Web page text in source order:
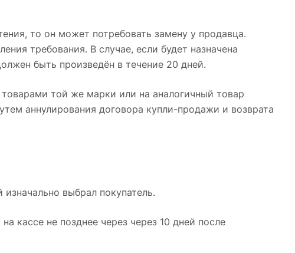
то он может потребовать замену у продавца.
требования. В случае, если будет назначена
быть произведён в течение 20 дней.
той же марки или на аналогичный товар
аннулирования договора купли-продажи и возврата
выбрал покупатель.
кассе не позднее через через 10 дней после